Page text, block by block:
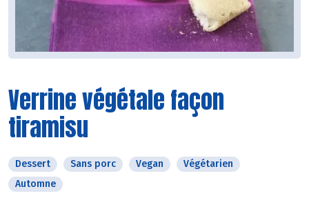
Verrine végétale façon
tiramisu
Dessert Sans porc Vegan
Végétarien
Automne